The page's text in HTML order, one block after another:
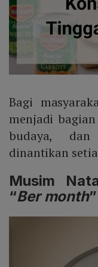
Bagi
menjadi
budaya,
dinantikan
Musim
“Ber month